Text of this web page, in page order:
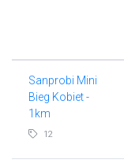
Sanprobi Mini
Bieg Kobiet -
1km
12